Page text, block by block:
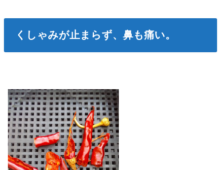
くしゃみが止まらず、鼻も痛い。